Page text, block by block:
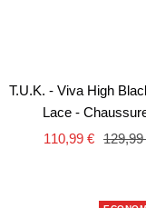
T.U.K. - Viva High
Lace -
Prix
110,99 € Prix
129,99